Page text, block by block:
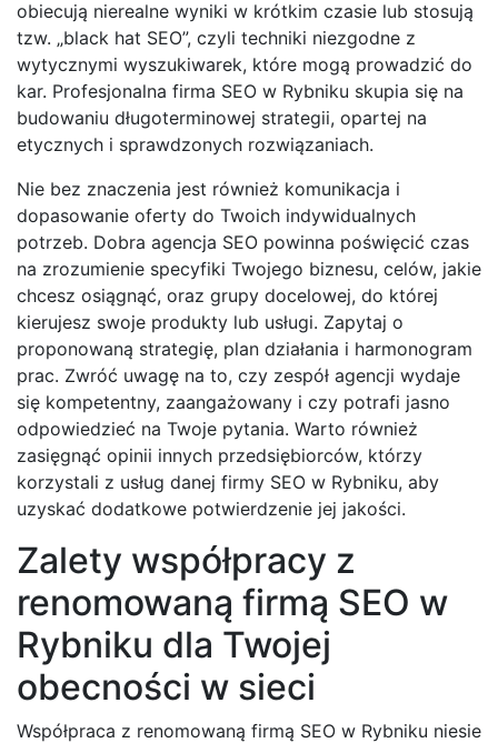
obiecują nierealne wyniki w krótkim czasie lub stosują
tzw. „black hat SEO”, czyli techniki niezgodne z
wytycznymi wyszukiwarek, które mogą prowadzić do
kar. Profesjonalna firma SEO w Rybniku skupia się na
budowaniu długoterminowej strategii, opartej na
etycznych i sprawdzonych rozwiązaniach.
Nie bez znaczenia jest również komunikacja i
dopasowanie oferty do Twoich indywidualnych
potrzeb. Dobra agencja SEO powinna poświęcić czas
na zrozumienie specyfiki Twojego biznesu, celów, jakie
chcesz osiągnąć, oraz grupy docelowej, do której
kierujesz swoje produkty lub usługi. Zapytaj o
proponowaną strategię, plan działania i harmonogram
prac. Zwróć uwagę na to, czy zespół agencji wydaje
się kompetentny, zaangażowany i czy potrafi jasno
odpowiedzieć na Twoje pytania. Warto również
zasięgnąć opinii innych przedsiębiorców, którzy
korzystali z usług danej firmy SEO w Rybniku, aby
uzyskać dodatkowe potwierdzenie jej jakości.
Zalety współpracy z
renomowaną firmą SEO w
Rybniku dla Twojej
obecności w sieci
Współpraca z renomowaną firmą SEO w Rybniku niesie